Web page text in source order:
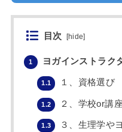
目次 [hide]
1 ヨガインストラク
1.1 １、資格選び
1.2 ２、学校or講
1.3
３、生理学や